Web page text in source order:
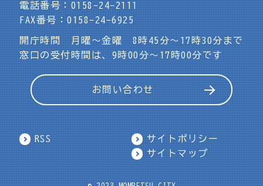
電話番号：0158-24-2111
FAX番号：0158-24-6925
開庁時間 月曜～金曜 8時45分～17時30分まで
窓口の受付時間は、9時00分～17時00分です
お問い合わせ
RSS
サイトポリシー
サイトマップ